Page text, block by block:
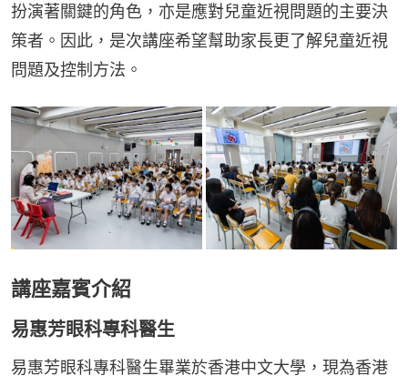
扮演著關鍵的角色，亦是應對兒童近視問題的主要決
策者。因此，是次講座希望幫助家長更了解兒童近視
問題及控制方法。
講座嘉賓介紹
易惠芳眼科專科醫生
易惠芳眼科專科醫生畢業於香港中文大學，現為香港